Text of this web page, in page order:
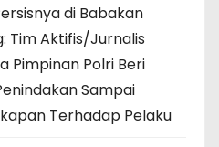
di Babakan
Tim Aktifis/Jurnalis
Pimpinan Polri Beri
Sampai
Terhadap Pelaku